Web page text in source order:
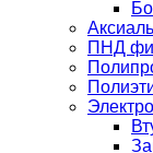
ПНД